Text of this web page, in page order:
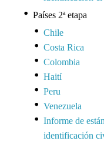
Países 2ª etapa
Chile
Costa Rica
Colombia
Haití
Peru
Venezuela
Informe de
identificación